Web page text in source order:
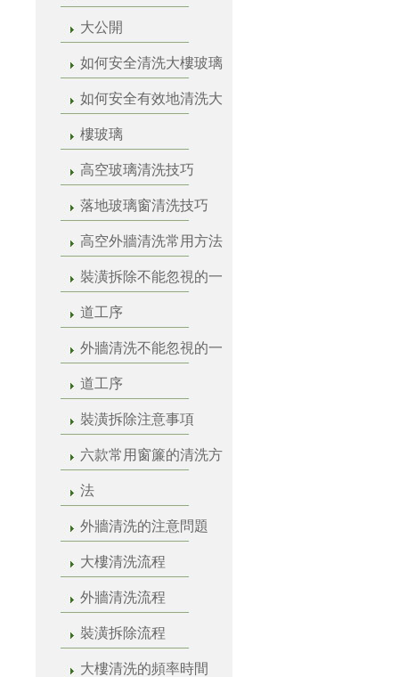
大公開
如何安全清洗大樓玻璃
如何安全有效地清洗大
樓玻璃
高空玻璃清洗技巧
落地玻璃窗清洗技巧
高空外牆清洗常用方法
裝潢拆除不能忽視的一
道工序
外牆清洗不能忽視的一
道工序
裝潢拆除注意事項
六款常用窗簾的清洗方
法
外牆清洗的注意問題
大樓清洗流程
外牆清洗流程
裝潢拆除流程
大樓清洗的頻率時間